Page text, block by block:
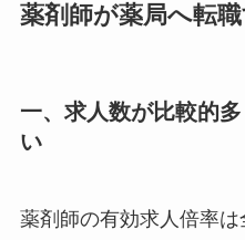
薬剤師が薬局へ転
一、求人数が比較的
い
薬剤師の有効求人倍率